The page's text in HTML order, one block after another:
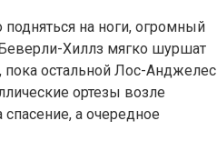
на ноги, огромный
Хиллз мягко шуршат
остальной Лос-Анджелес
ортезы возле
а очередное